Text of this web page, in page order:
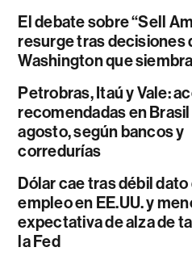
El debate sobre “Sell
resurge tras decisiones
Washington que
Petrobras, Itaú y Vale:
recomendadas en
agosto, según bancos y
corredurías
Dólar cae tras débil dato
empleo en EE.UU. y
expectativa de alza de
la Fed